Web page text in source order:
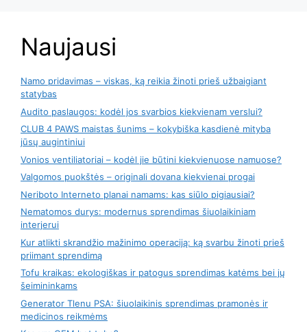
Naujausi
Namo pridavimas – viskas, ką reikia žinoti prieš užbaigiant
statybas
Audito paslaugos: kodėl jos svarbios kiekvienam verslui?
CLUB 4 PAWS maistas šunims – kokybiška kasdienė mityba
jūsų augintiniui
Vonios ventiliatoriai – kodėl jie būtini kiekvienuose namuose?
Valgomos puokštės – originali dovana kiekvienai progai
Neriboto Interneto planai namams: kas siūlo pigiausiai?
Nematomos durys: modernus sprendimas šiuolaikiniam
interjerui
Kur atlikti skrandžio mažinimo operaciją: ką svarbu žinoti prieš
priimant sprendimą
Tofu kraikas: ekologiškas ir patogus sprendimas katėms bei jų
šeimininkams
Generator Tlenu PSA: šiuolaikinis sprendimas pramonės ir
medicinos reikmėms